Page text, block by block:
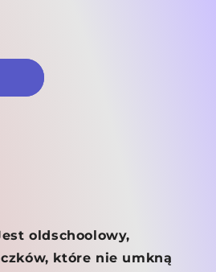
oldschoolowy,
które nie umkną